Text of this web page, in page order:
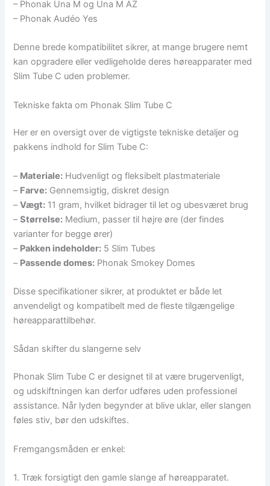
– Phonak Una M og Una M AZ
– Phonak Audéo Yes
Denne brede kompatibilitet sikrer, at mange brugere nemt
kan opgradere eller vedligeholde deres høreapparater med
Slim Tube C uden problemer.
Tekniske fakta om Phonak Slim Tube C
Her er en oversigt over de vigtigste tekniske detaljer og
pakkens indhold for Slim Tube C:
– Materiale: Hudvenligt og fleksibelt plastmateriale
– Farve: Gennemsigtig, diskret design
–Vægt: 11 gram, hvilket bidrager til let og ubesværet brug
–Størrelse: Medium, passer til højre øre (der findes
varianter for begge ører)
– Pakken indeholder: 5 Slim Tubes
– Passende domes: Phonak Smokey Domes
Disse specifikationer sikrer, at produktet er både let
anvendeligt og kompatibelt med de fleste tilgængelige
høreapparattilbehør.
Sådan skifter du slangerne selv
Phonak Slim Tube C er designet til at være brugervenligt,
og udskiftningen kan derfor udføres uden professionel
assistance. Når lyden begynder at blive uklar, eller slangen
føles stiv, bør den udskiftes.
Fremgangsmåden er enkel:
1. Træk forsigtigt den gamle slange af høreapparatet.